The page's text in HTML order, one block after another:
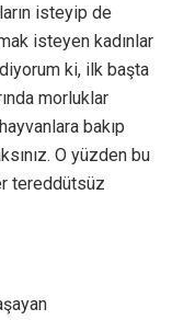
isteyip de
isteyen kadınlar
ki, ilk başta
morluklar
bakıp
O yüzden bu
tereddütsüz